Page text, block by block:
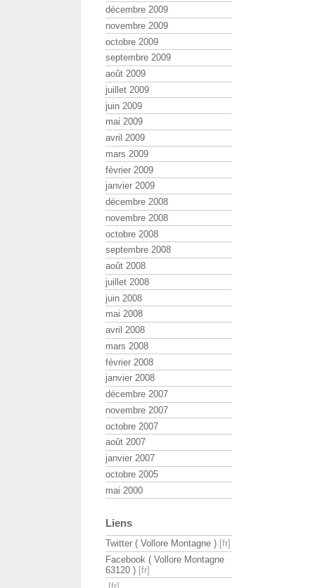
décembre 2009
novembre 2009
octobre 2009
septembre 2009
août 2009
juillet 2009
juin 2009
mai 2009
avril 2009
mars 2009
février 2009
janvier 2009
décembre 2008
novembre 2008
octobre 2008
septembre 2008
août 2008
juillet 2008
juin 2008
mai 2008
avril 2008
mars 2008
février 2008
janvier 2008
décembre 2007
novembre 2007
octobre 2007
août 2007
janvier 2007
octobre 2005
mai 2000
Liens
Twitter ( Vollore Montagne )
Facebook ( Vollore Montagne
63120 )